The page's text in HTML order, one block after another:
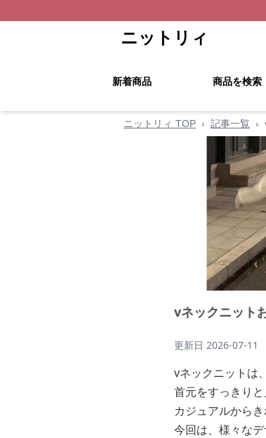
ニットリィ
新着商品 商品を検索
ニットリィ TOP › 記事一覧 ›
vネックニット
更新日 2026-07-11
vネックニットは
首元をすっきり
カジュアルから
今回は、様々な